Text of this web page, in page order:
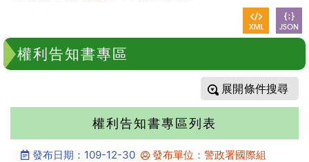
權利告知書專區
條件搜尋
權利告知書專區列表
發布日期：109-12-30 發布單位：警政署國際組